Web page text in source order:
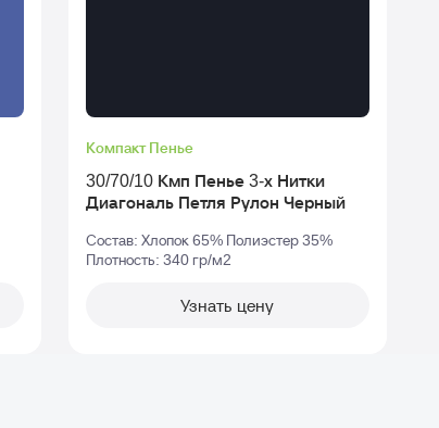
Компакт Пенье
30/70/10 Кмп Пенье 3-х Нитки
Диагональ Петля Рулон Черный
Состав: Хлопок 65% Полиэстер 35%
Плотность: 340 гр/м2
Узнать цену